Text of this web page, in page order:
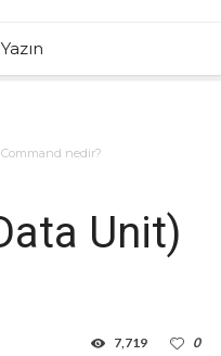
nedir?
Unit)
0
7,719